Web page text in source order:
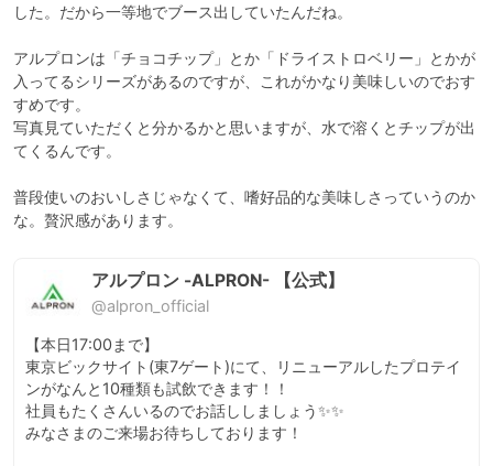
した。だから一等地でブース出していたんだね。
アルプロンは「チョコチップ」とか「ドライストロベリー」とかが
入ってるシリーズがあるのですが、これがかなり美味しいのでおす
すめです。
写真見ていただくと分かるかと思いますが、水で溶くとチップが出
てくるんです。
普段使いのおいしさじゃなくて、嗜好品的な美味しさっていうのか
な。贅沢感があります。
アルプロン -ALPRON- 【公式】
@alpron_official
【本日17:00まで】
東京ビックサイト(東7ゲート)にて、リニューアルしたプロテイ
ンがなんと10種類も試飲できます！！
社員もたくさんいるのでお話ししましょう✨✨
みなさまのご来場お待ちしております！